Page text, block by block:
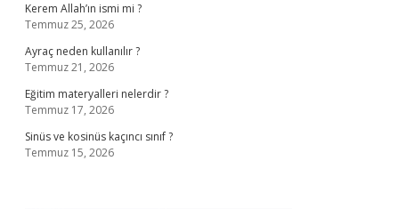
Kerem Allah’ın ismi mi ?
Temmuz 25, 2026
Ayraç neden kullanılır ?
Temmuz 21, 2026
Eğitim materyalleri nelerdir ?
Temmuz 17, 2026
Sinüs ve kosinüs kaçıncı sınıf ?
Temmuz 15, 2026